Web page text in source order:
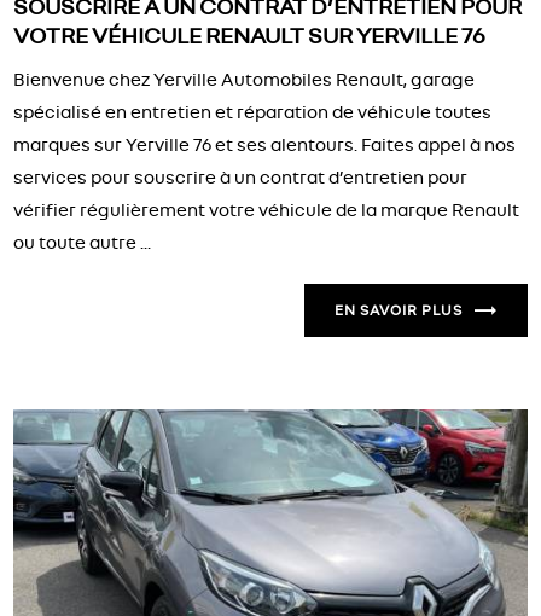
SOUSCRIRE À UN CONTRAT D’ENTRETIEN POUR
VOTRE VÉHICULE RENAULT SUR YERVILLE 76
Bienvenue chez Yerville Automobiles Renault, garage
spécialisé en entretien et réparation de véhicule toutes
marques sur Yerville 76 et ses alentours. Faites appel à nos
services pour souscrire à un contrat d’entretien pour
vérifier régulièrement votre véhicule de la marque Renault
ou toute autre ...
EN SAVOIR PLUS